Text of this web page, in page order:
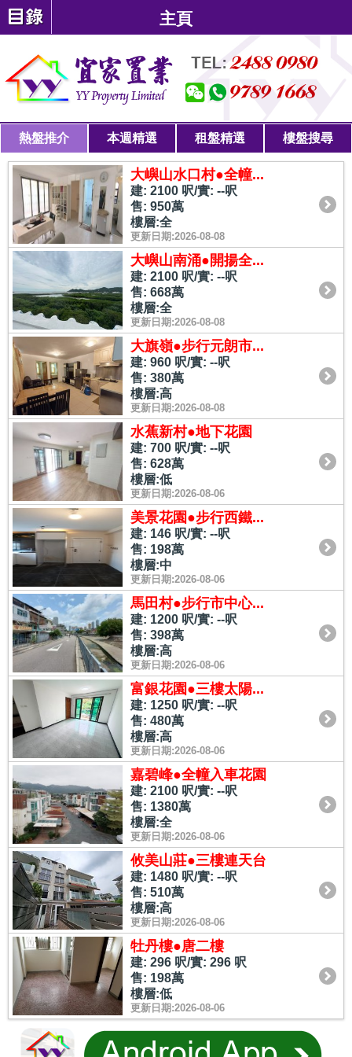
主頁
熱盤推介 本週精選 租盤精選 樓盤搜尋
大嶼山水口村●全幢...
建: 2100 呎/實: --呎
售: 950萬
樓層:全
更新日期:2026-08-08
大嶼山南涌●開揚全...
建: 2100 呎/實: --呎
售: 668萬
樓層:全
更新日期:2026-08-08
大旗嶺●步行元朗市...
建: 960 呎/實: --呎
售: 380萬
樓層:高
更新日期:2026-08-08
水蕉新村●地下花園
建: 700 呎/實: --呎
售: 628萬
樓層:低
更新日期:2026-08-06
美景花園●步行西鐵...
建: 146 呎/實: --呎
售: 198萬
樓層:中
更新日期:2026-08-06
馬田村●步行市中心...
建: 1200 呎/實: --呎
售: 398萬
樓層:高
更新日期:2026-08-06
富銀花園●三樓太陽...
建: 1250 呎/實: --呎
售: 480萬
樓層:高
更新日期:2026-08-06
嘉碧峰●全幢入車花園
建: 2100 呎/實: --呎
售: 1380萬
樓層:全
更新日期:2026-08-06
攸美山莊●三樓連天台
建: 1480 呎/實: --呎
售: 510萬
樓層:高
更新日期:2026-08-06
牡丹樓●唐二樓
建: 296 呎/實: 296 呎
售: 198萬
樓層:低
更新日期:2026-08-06